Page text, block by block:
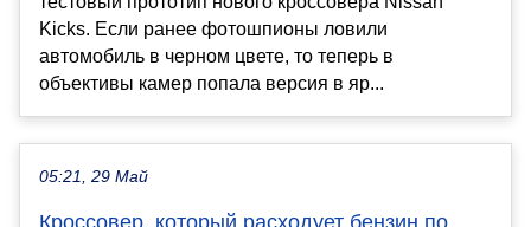
Kicks. Если ранее фотошпионы ловили
автомобиль в черном цвете, то теперь в
объективы камер попала версия в яр...
05:21, 29 Май